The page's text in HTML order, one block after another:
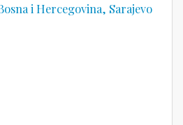
i Hercegovina, Sarajevo